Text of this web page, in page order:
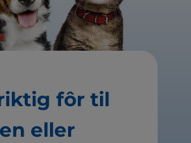
fôr til
eller